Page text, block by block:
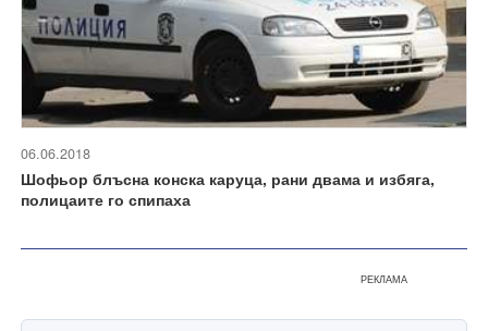
06.06.2018
Шофьор блъсна конска каруца, рани двама и избяга,
полицаите го спипаха
РЕКЛАМА